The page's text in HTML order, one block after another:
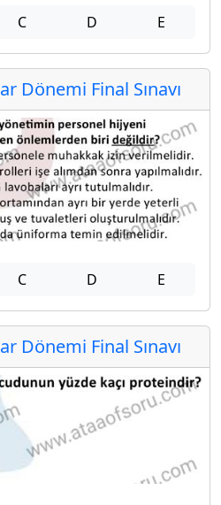
C D E
Dönemi Final Sınavı
C D E
Dönemi Final Sınavı